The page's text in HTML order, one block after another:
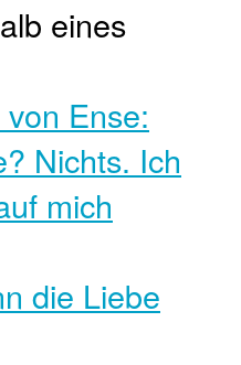
eines
Ense:
Nichts. Ich
mich
die Liebe